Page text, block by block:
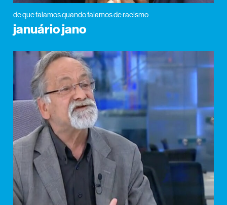
de que falamos quando falamos de racismo
januário jano